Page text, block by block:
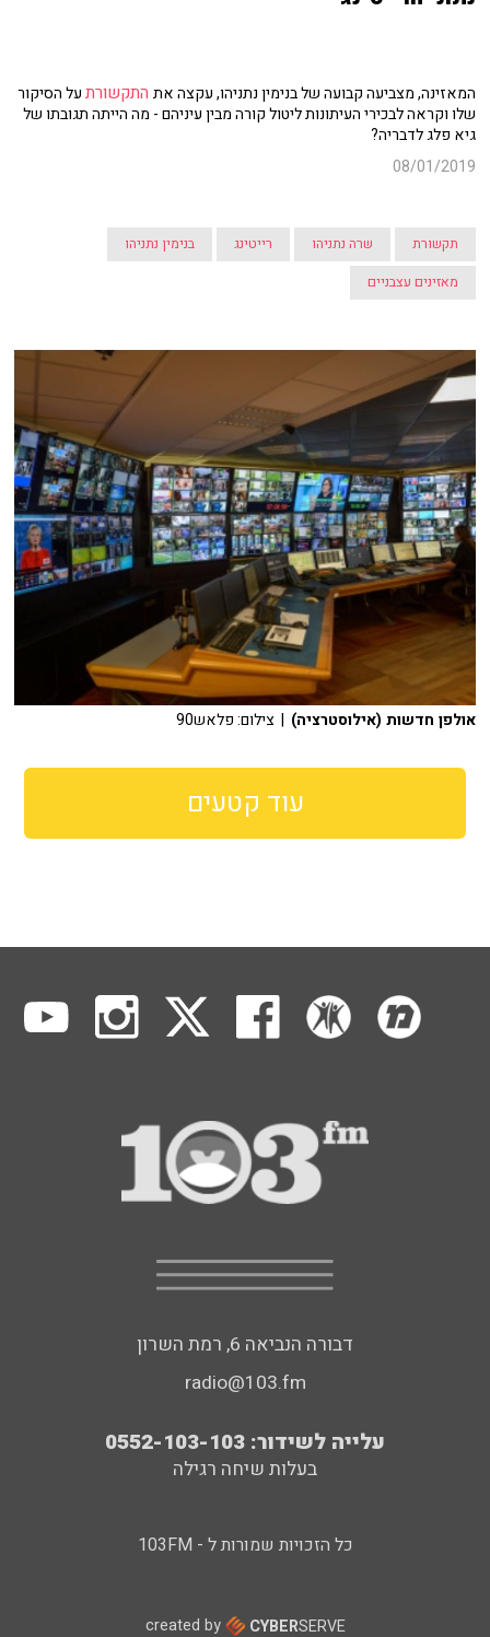
המאזינה, מצביעה קבועה של בנימין נתניהו, עקצה את התקשורתעל הסיקור
שלו וקראה לבכירי העיתונות ליטול קורה מבין עיניהם - מה הייתה תגובתו של
גיא פלג לדבריה?
08/01/2019
תקשורת שרה נתניהו רייטינג
בנימין נתניהו
מאזינים עצבניים
אולפן חדשות (אילוסטרציה) | צילום: פלאש90
עוד קטעים
דבורה הנביאה 6, רמת השרון
radio@103.fm
עלייה לשידור: 0552-103-103
בעלות שיחה רגילה
כל הזכויות שמורות ל - 103FM
created by CYBERSERVE